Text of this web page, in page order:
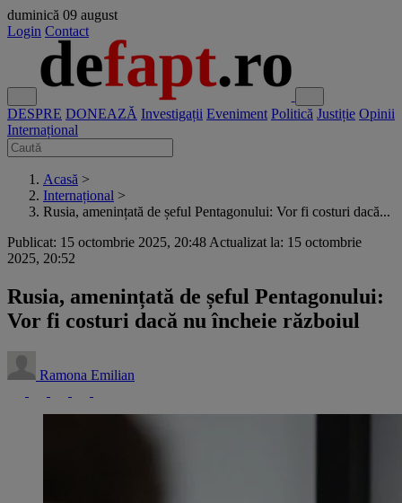
duminică 09 august
Login Contact
DESPRE DONEAZĂ Investigații Eveniment Politică Justiție Opinii
Internațional
Acasă >
Internațional >
Rusia, amenințată de șeful Pentagonului: Vor fi costuri dacă...
Publicat: 15 octombrie 2025, 20:48 Actualizat la: 15 octombrie
2025, 20:52
Rusia, amenințată de șeful Pentagonului:
Vor fi costuri dacă nu încheie războiul
Ramona Emilian